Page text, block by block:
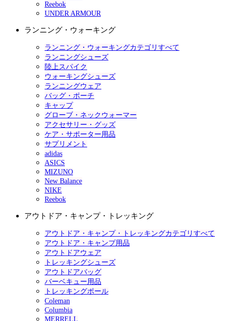
Reebok
UNDER ARMOUR
ランニング・ウォーキング
ランニング・ウォーキングカテゴリすべて
ランニングシューズ
陸上スパイク
ウォーキングシューズ
ランニングウェア
バッグ・ポーチ
キャップ
グローブ・ネックウォーマー
アクセサリー・グッズ
ケア・サポーター用品
サプリメント
adidas
ASICS
MIZUNO
New Balance
NIKE
Reebok
アウトドア・キャンプ・トレッキング
アウトドア・キャンプ・トレッキングカテゴリすべて
アウトドア・キャンプ用品
アウトドアウェア
トレッキングシューズ
アウトドアバッグ
バーベキュー用品
トレッキングポール
Coleman
Columbia
MERRELL